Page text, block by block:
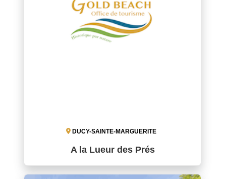
DUCY-SAINTE-MARGUERITE
A la Lueur des Prés